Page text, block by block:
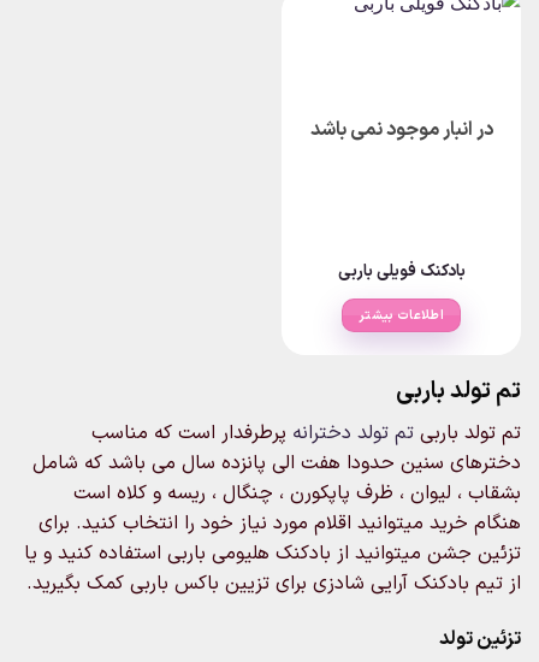
گزینه
محصول
انتخاب
شوند
در انبار موجود نمی باشد
بادکنک فویلی باربی
اطلاعات بیشتر
تم تولد باربی
تم تولد باربی تم تولد دخترانه پرطرفدار است که مناسب
دخترهای سنین حدودا هفت الی پانزده سال می باشد که شامل
بشقاب ، لیوان ، ظرف پاپکورن ، چنگال ، ریسه و کلاه است
هنگام خرید میتوانید اقلام مورد نیاز خود را انتخاب کنید. برای
تزئین جشن میتوانید از بادکنک هلیومی باربی استفاده کنید و یا
از تیم بادکنک آرایی شادزی برای تزیین باکس باربی کمک بگیرید.
تزئین تولد